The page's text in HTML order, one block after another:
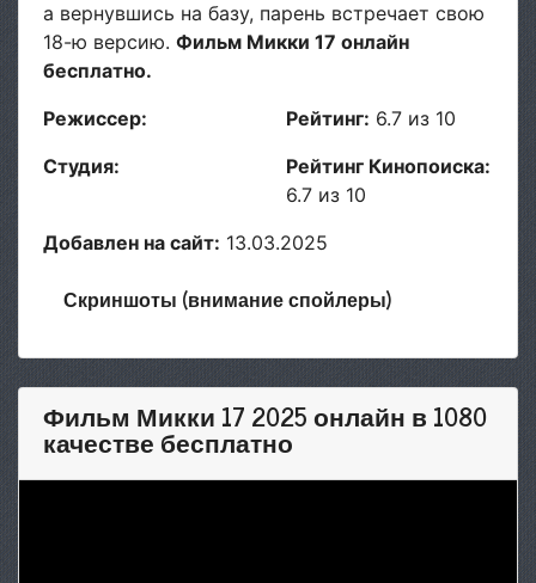
а вернувшись на базу, парень встречает свою
18-ю версию. Фильм Микки 17 онлайн
бесплатно.
Режиссер:
Студия:
Рейтинг: 6.7 из 10
Рейтинг Кинопоиска:
6.7 из 10
Добавлен на сайт: 13.03.2025
Скриншоты (внимание спойлеры)
Фильм Микки 17 2025 онлайн в 1080
качестве бесплатно